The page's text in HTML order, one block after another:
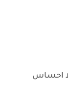
احساس